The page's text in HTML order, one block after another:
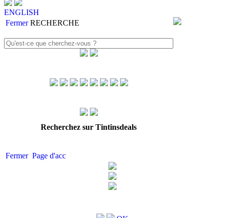
ENGLISH
Fermer RECHERCHE
Recherchez sur Tintinsdeals
Fermer Page d'acc